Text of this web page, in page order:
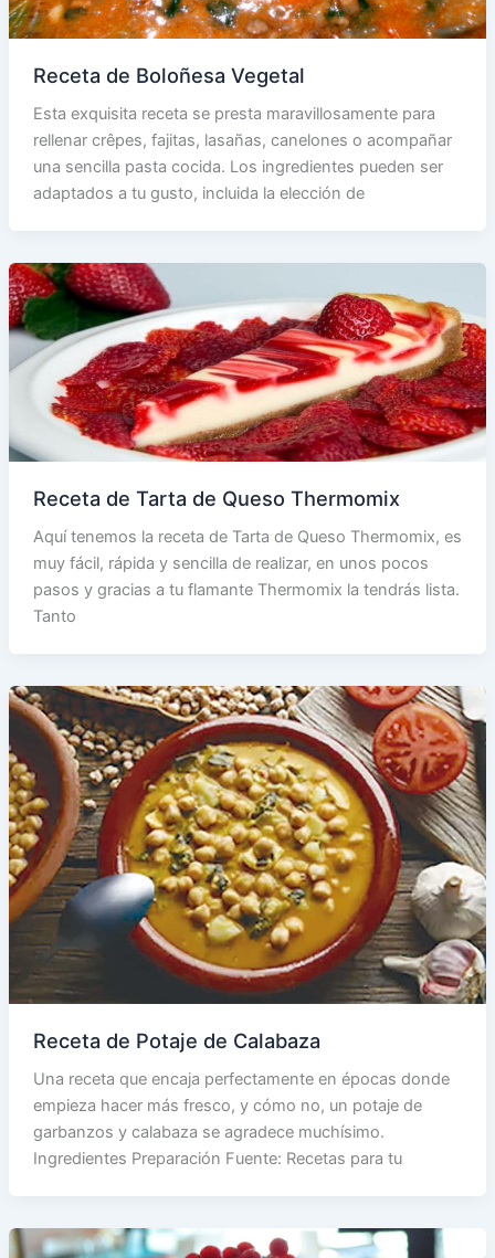
Receta de Boloñesa Vegetal
Esta exquisita receta se presta maravillosamente para
rellenar crêpes, fajitas, lasañas, canelones o acompañar
una sencilla pasta cocida. Los ingredientes pueden ser
adaptados a tu gusto, incluida la elección de
Receta de Tarta de Queso Thermomix
Aquí tenemos la receta de Tarta de Queso Thermomix, es
muy fácil, rápida y sencilla de realizar, en unos pocos
pasos y gracias a tu flamante Thermomix la tendrás lista.
Tanto
Receta de Potaje de Calabaza
Una receta que encaja perfectamente en épocas donde
empieza hacer más fresco, y cómo no, un potaje de
garbanzos y calabaza se agradece muchísimo.
Ingredientes Preparación Fuente: Recetas para tu